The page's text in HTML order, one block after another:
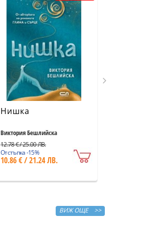
Нишка
Виктория Бешлийска
12.78 € / 25.00 ЛВ.
Отстъпка -15%
10.86 € / 21.24 ЛВ.
ВИЖ ОЩЕ >>